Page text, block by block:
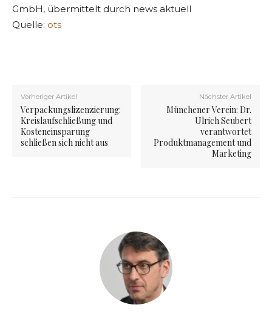
GmbH, übermittelt durch news aktuell
Quelle: ots
Vorheriger Artikel
Verpackungslizenzierung:
Kreislaufschließung und
Kosteneinsparung
schließen sich nicht aus
Nächster Artikel
Münchener Verein: Dr.
Ulrich Seubert
verantwortet
Produktmanagement und
Marketing